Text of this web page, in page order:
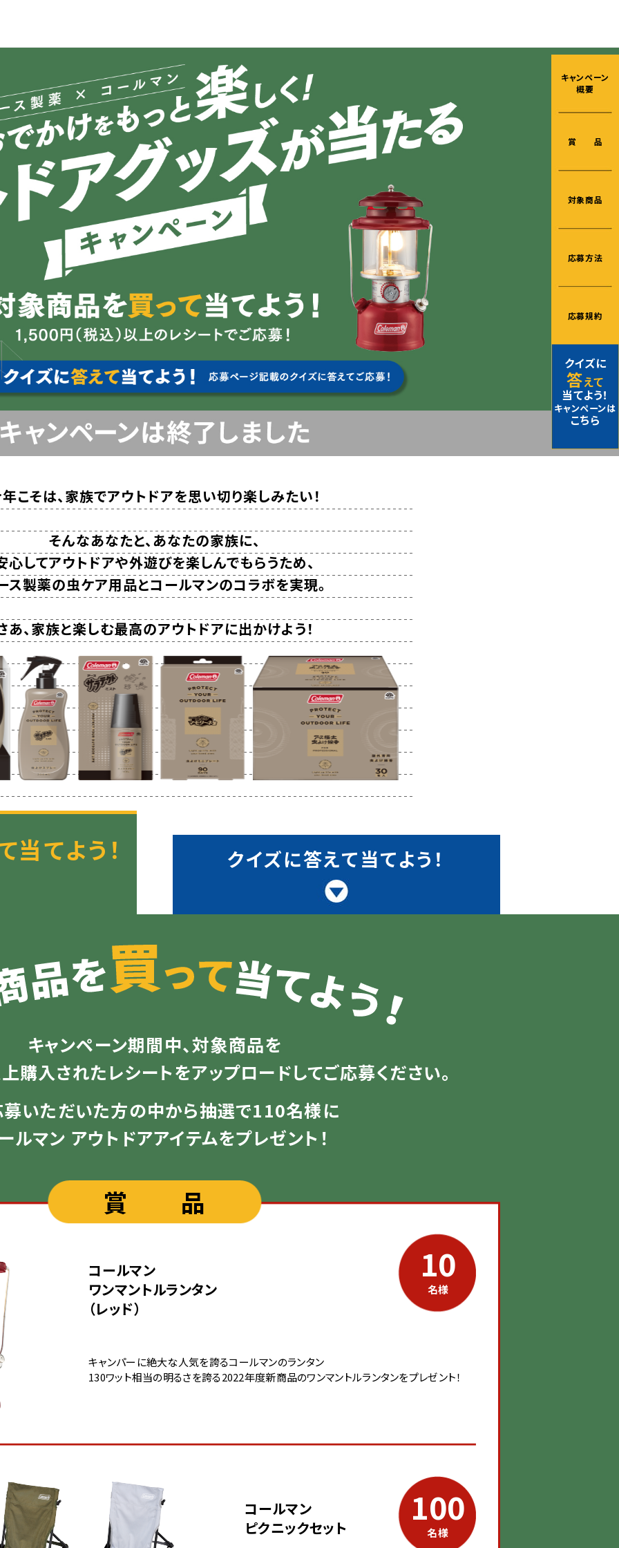
キャンペーン
概要
賞 品
対象商品
応募方法
応募規約
クイズに
答えて
当てよう！
キャンペーンは
こちら
こそは、家族でアウトドアを思い切り楽しみたい！
そんなあなたと、あなたの家族に、
心してアウトドアや外遊びを楽しんでもらうため、
ス製薬の虫ケア用品とコールマンのコラボを実現。
あ、家族と楽しむ最高のアウトドアに出かけよう！
当てよう！ クイズに答えて当てよう！
キャンペーン期間中、対象商品を
購入されたレシートをアップロードしてご応募ください。
募いただいた方の中から抽選で110名様に
ルマン アウトドアアイテムをプレゼント！
賞 品
コールマン
ワンマントルランタン
（レッド）
キャンパーに絶大な人気を誇るコールマンのランタン
130ワット相当の明るさを誇る2022年度新商品のワンマントルランタンをプレゼント！
10
名様
コールマン
ピクニックセット
100
名様